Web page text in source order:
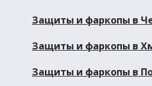
Защиты и фаркопы в
Защиты и фаркопы в
Защиты и фаркопы в